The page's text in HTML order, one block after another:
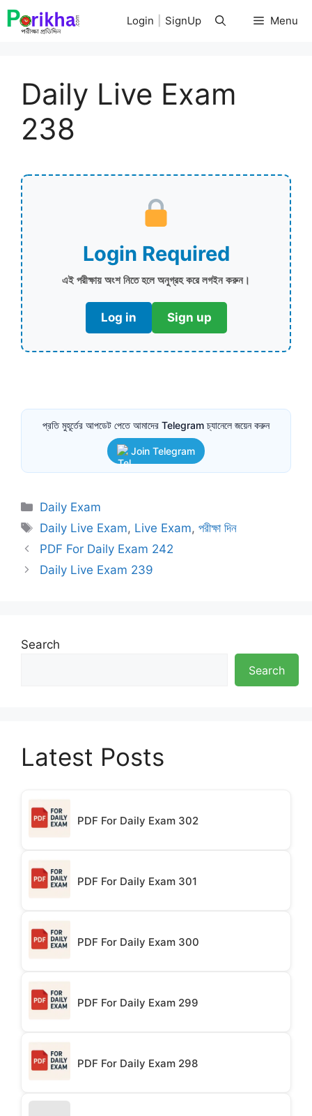
Skip
to
Menu
Login SignUp
Daily Live Exam
238
Login Required
এই পরীক্ষায় অংশ নিতে হলে অনুগ্রহ করে লগইন করুন।
Log in Sign up
প্রতি মুহূর্তের আপডেট পেতে আমাদের Telegram চ্যানেলে জয়েন করুন
Join Telegram
Categories
Daily Exam
Tags
Daily Live Exam, Live Exam,পরীক্ষা দিন
PDF For Daily Exam 242
Daily Live Exam 239
Search
Search
Latest Posts
PDF For Daily Exam 302
PDF For Daily Exam 301
PDF For Daily Exam 300
PDF For Daily Exam 299
PDF For Daily Exam 298